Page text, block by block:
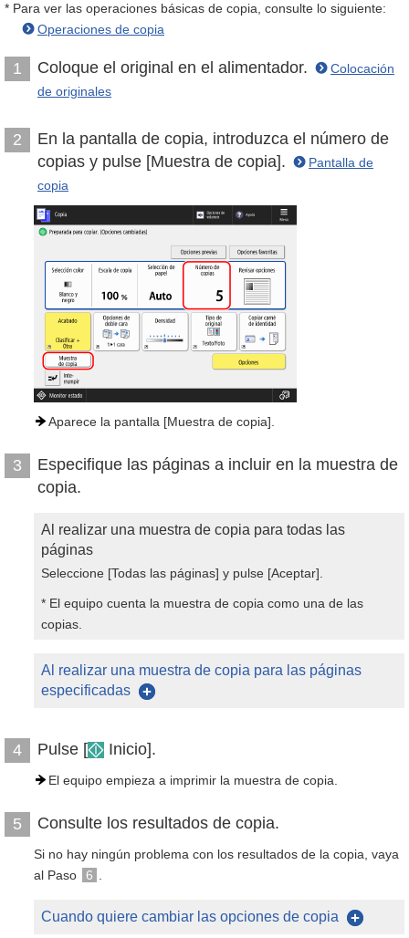
* Para ver las operaciones básicas de copia, consulte lo siguiente:
Operaciones de copia
1 Coloque el original en el alimentador.
Colocación
de originales
2
En la pantalla de copia, introduzca el número de
copias y pulse [Muestra de copia].
Pantalla de
copia
Aparece la pantalla [Muestra de copia].
3
Especifique las páginas a incluir en la muestra de
copia.
Al realizar una muestra de copia para todas las
páginas
Seleccione [Todas las páginas] y pulse [Aceptar].
* El equipo cuenta la muestra de copia como una de las
copias.
Al realizar una muestra de copia para las páginas
especificadas
4 Pulse [ Inicio].
El equipo empieza a imprimir la muestra de copia.
5 Consulte los resultados de copia.
Si no hay ningún problema con los resultados de la copia, vaya
al Paso
6
Cuando quiere cambiar las opciones de copia